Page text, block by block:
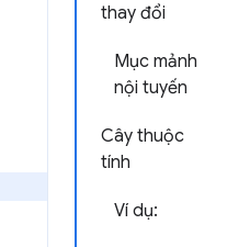
thay đổi
Mục mảnh
nội tuyến
Cây thuộc
tính
Ví dụ: